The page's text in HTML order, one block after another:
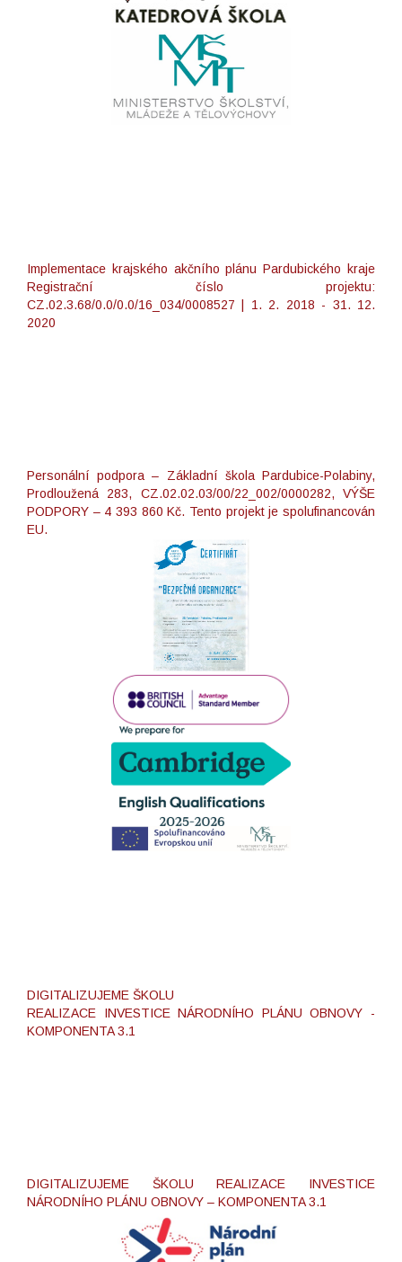
Implementace krajského akčního plánu Pardubického kraje
Registrační číslo projektu:
CZ.02.3.68/0.0/0.0/16_034/0008527 | 1. 2. 2018 - 31. 12.
2020
Personální podpora – Základní škola Pardubice-Polabiny,
Prodloužená 283, CZ.02.02.03/00/22_002/0000282, VÝŠE
PODPORY – 4 393 860 Kč. Tento projekt je spolufinancován
EU.
DIGITALIZUJEME ŠKOLU
REALIZACE INVESTICE NÁRODNÍHO PLÁNU OBNOVY -
KOMPONENTA 3.1
DIGITALIZUJEME ŠKOLU REALIZACE INVESTICE
NÁRODNÍHO PLÁNU OBNOVY – KOMPONENTA 3.1